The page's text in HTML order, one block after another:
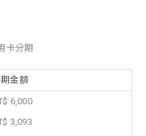
卡分期
金額
6,000
3,093